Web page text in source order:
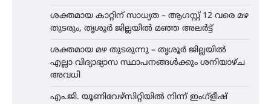
ശക്തമായ കാറ്റിന് സാധ്യത – ആഗസ്റ്റ് 12 വരെ മഴ
തുടരും, തൃശൂർ ജില്ലയിൽ മഞ്ഞ അലർട്ട്
ശക്തമായ മഴ തുടരുന്നു – തൃശൂർ ജില്ലയിൽ
എല്ലാ വിദ്യാഭ്യാസ സ്ഥാപനങ്ങൾക്കും ശനിയാഴ്ച
അവധി
എം.ജി. യൂണിവേഴ്‌സിറ്റിയിൽ നിന്ന് ഇംഗ്ളീഷ്